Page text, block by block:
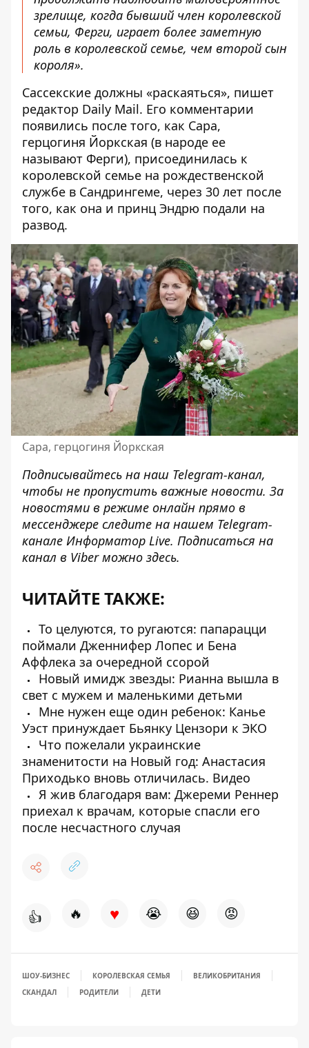
зрелище, когда бывший член королевской
семьи, Ферги, играет более заметную
роль в королевской семье, чем второй сын
короля».
Сассекские должны «раскаяться», пишет
редактор Daily Mail. Его комментарии
появились после того, как Сара,
герцогиня Йоркская (в народе ее
называют Ферги), присоединилась к
королевской семье на рождественской
службе в Сандрингеме, через 30 лет после
того, как она и принц Эндрю подали на
развод.
Сара, герцогиня Йоркская
Подписывайтесь на наш Telegram-канал,
чтобы не пропустить важные новости. За
новостями в режиме онлайн прямо в
мессенджере следите на нашем Telegram-
канале Информатор Live. Подписаться на
канал в Viber можно здесь.
ЧИТАЙТЕ ТАКЖЕ:
То целуются, то ругаются: папарацци
поймали Дженнифер Лопес и Бена
Аффлека за очередной ссорой
Новый имидж звезды: Рианна вышла в
свет с мужем и маленькими детьми
Мне нужен еще один ребенок: Канье
Уэст принуждает Бьянку Цензори к ЭКО
Что пожелали украинские
знаменитости на Новый год: Анастасия
Приходько вновь отличилась. Видео
Я жив благодаря вам: Джереми Реннер
приехал к врачам, которые спасли его
после несчастного случая
👍 🔥 ♥ 😭 😆 😡
ШОУ-БИЗНЕС КОРОЛЕВСКАЯ СЕМЬЯ
ВЕЛИКОБРИТАНИЯ
СКАНДАЛ
РОДИТЕЛИ ДЕТИ